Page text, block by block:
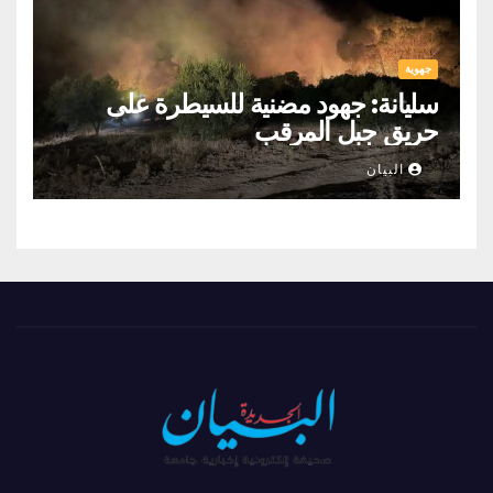
جهوية
سليانة: جهود مضنية للسيطرة على
حريق جبل المرقب
البيان